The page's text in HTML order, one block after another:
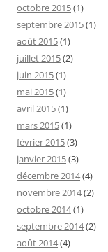
octobre 2015(1)
septembre 2015(1)
août 2015(1)
juillet 2015(2)
juin 2015(1)
mai 2015(1)
avril 2015(1)
mars 2015(1)
février 2015(3)
janvier 2015(3)
décembre 2014(4)
novembre 2014(2)
octobre 2014(1)
septembre 2014(2)
août 2014(4)